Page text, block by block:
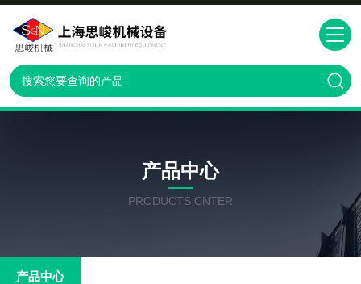
产品中心
PRODUCTS CNTER
产品中心